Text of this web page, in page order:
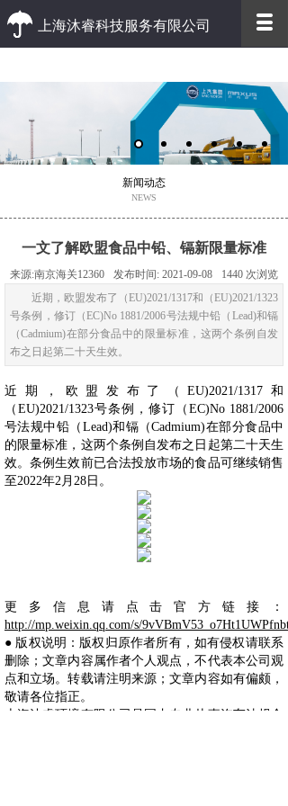
上海沐睿科技服务有限公司
优质的客户服务 高效的办事效率
新闻动态
NEWS
一文了解欧盟食品中铅、镉新限量标准
来源:南京海关12360 发布时间: 2021-09-08 1440 次浏览
近期，欧盟发布了（EU)2021/1317和（EU)2021/1323
号条例，修订（EC)No 1881/2006号法规中铅（Lead)和镉
（Cadmium)在部分食品中的限量标准，这两个条例自发
布之日起第二十天生效。
近期，欧盟发布了（EU)2021/1317和
（EU)2021/1323号条例，修订（EC)No 1881/2006
号法规中铅（Lead)和镉（Cadmium)在部分食品中
的限量标准，这两个条例自发布之日起第二十天生
效。条例生效前已合法投放市场的食品可继续销售
至2022年2月28日。
更多信息请点击官方链接：
http://mp.weixin.qq.com/s/
● 版权说明：版权归原作者所有，如有侵权请联系
删除；文章内容属作者个人观点，不代表本公司观
点和立场。转载请注明来源；文章内容如有偏颇，
敬请各位指正。
上海沐睿环境有限公司是国内专业从事汽车法规合